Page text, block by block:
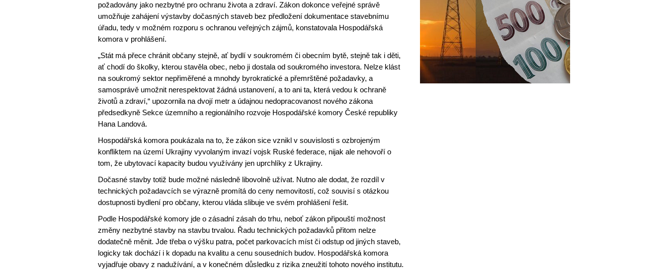
požadovány jako nezbytné pro ochranu života a zdraví. Zákon dokonce veřejné správě
umožňuje zahájení výstavby dočasných staveb bez předložení dokumentace stavebnímu
úřadu, tedy v možném rozporu s ochranou veřejných zájmů, konstatovala Hospodářská
komora v prohlášení.
„Stát má přece chránit občany stejně, ať bydlí v soukromém či obecním bytě, stejně tak i děti,
ať chodí do školky, kterou stavěla obec, nebo ji dostala od soukromého investora. Nelze klást
na soukromý sektor nepřiměřené a mnohdy byrokratické a přemrštěné požadavky, a
samosprávě umožnit nerespektovat žádná ustanovení, a to ani ta, která vedou k ochraně
životů a zdraví,“ upozornila na dvojí metr a údajnou nedopracovanost nového zákona
předsedkyně Sekce územního a regionálního rozvoje Hospodářské komory České republiky
Hana Landová.
Hospodářská komora poukázala na to, že zákon sice vznikl v souvislosti s ozbrojeným
konfliktem na území Ukrajiny vyvolaným invazí vojsk Ruské federace, nijak ale nehovoří o
tom, že ubytovací kapacity budou využívány jen uprchlíky z Ukrajiny.
Dočasné stavby totiž bude možné následně libovolně užívat. Nutno ale dodat, že rozdíl v
technických požadavcích se výrazně promítá do ceny nemovitostí, což souvisí s otázkou
dostupnosti bydlení pro občany, kterou vláda slibuje ve svém prohlášení řešit.
Podle Hospodářské komory jde o zásadní zásah do trhu, neboť zákon připouští možnost
změny nezbytné stavby na stavbu trvalou. Řadu technických požadavků přitom nelze
dodatečně měnit. Jde třeba o výšku patra, počet parkovacích míst či odstup od jiných staveb,
logicky tak dochází i k dopadu na kvalitu a cenu sousedních budov. Hospodářská komora
vyjadřuje obavy z nadužívání, a v konečném důsledku z rizika zneužití tohoto nového institutu.